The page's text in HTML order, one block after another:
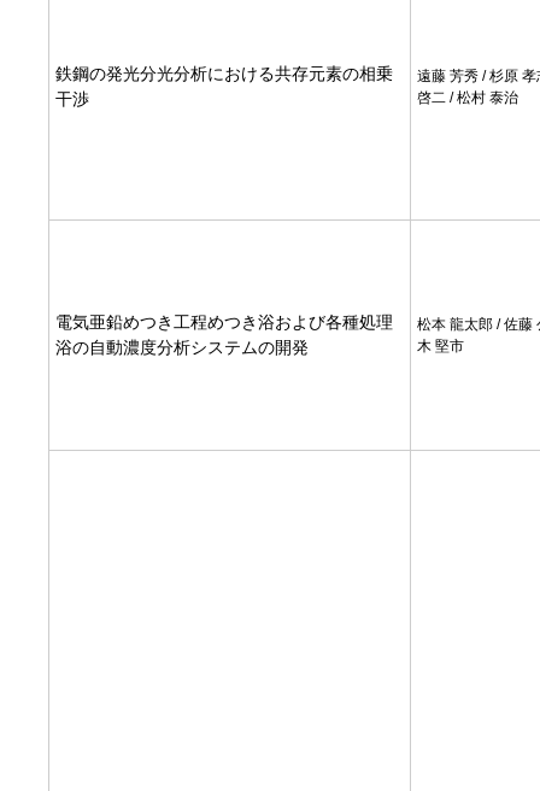
鉄鋼の発光分光分析における共存元素の相乗
干渉
遠藤 芳秀 / 杉原 孝
啓二 / 松村 泰治
電気亜鉛めつき工程めつき浴および各種処理
浴の自動濃度分析システムの開発
松本 龍太郎 / 佐藤
木 堅市